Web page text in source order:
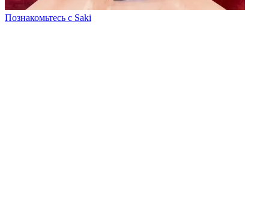
Познакомьтесь с Saki